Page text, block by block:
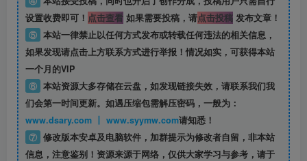
设置收费即可！ 点击查看如果需要投稿，请点击投稿发布文章！
⑤ 本站一律禁止以任何方式发布或转载任何违法的相关信息，
如果发现请点击上方联系方式进行举报！情况如实，可获得本站
一个月的VIP
⑥ 本站资源大多存储在云盘，如发现链接失效，请联系我们我
们会第一时间更新。如遇压缩包需解压密码，一般为：
www.dsary.com 丨 www.syymw.com请知悉！
⑦ 修改版本安卓及电脑软件，加群提示为修改者自留， 非本站
信息，注意鉴别！资源来源于网络，仅供大家学习与参考，请于